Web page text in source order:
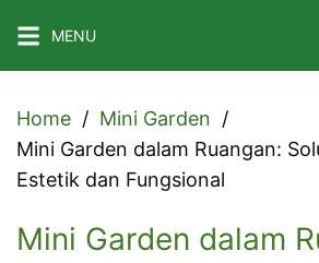
to
MENU
Home
Mini Garden
Mini Garden dalam Ruangan:
Estetik dan Fungsional
Mini Garden dalam